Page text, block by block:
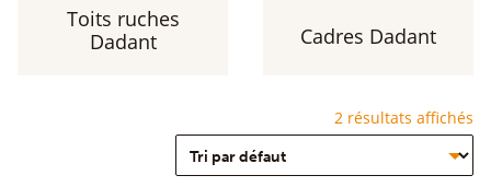
Toits ruches
Dadant
Cadres Dadant
2 résultats affichés